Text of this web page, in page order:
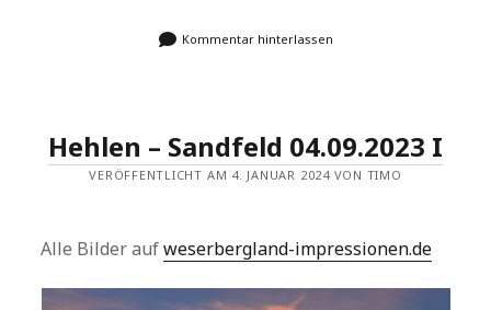
Kommentar hinterlassen
Hehlen – Sandfeld 04.09.2023 I
VERÖFFENTLICHT AM 4. JANUAR 2024 VON TIMO
Alle Bilder aufweserbergland-impressionen.de